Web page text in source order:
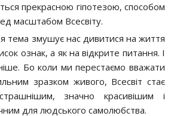
прекрасною гіпотезою, способом
масштабом Всесвіту.
тема змушує нас дивитися на життя
ознак, а як на відкрите питання. І
Бо коли ми перестаємо вважати
зразком живого, Всесвіт стає
значно красивішим і
для людського самолюбства.